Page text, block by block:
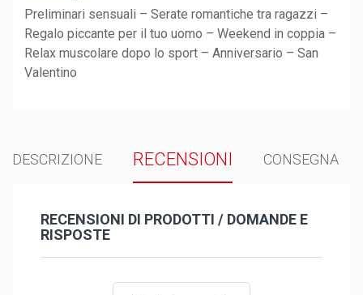
Preliminari sensuali – Serate romantiche tra ragazzi –
Regalo piccante per il tuo uomo – Weekend in coppia –
Relax muscolare dopo lo sport – Anniversario – San
Valentino
DESCRIZIONE RECENSIONI CONSEGNA
RECENSIONI DI PRODOTTI / DOMANDE E
RISPOSTE